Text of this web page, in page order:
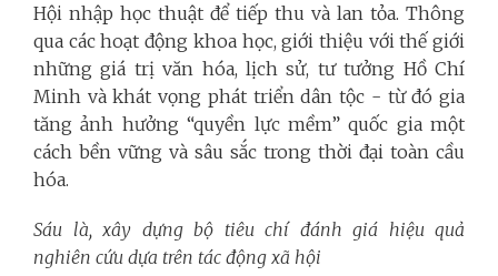
Hội nhập học thuật để tiếp thu và lan tỏa. Thông
qua các hoạt động khoa học, giới thiệu với thế giới
những giá trị văn hóa, lịch sử, tư tưởng Hồ Chí
Minh và khát vọng phát triển dân tộc - từ đó gia
tăng ảnh hưởng “quyền lực mềm” quốc gia một
cách bền vững và sâu sắc trong thời đại toàn cầu
hóa.
Sáu là, xây dựng bộ tiêu chí đánh giá hiệu quả
nghiên cứu dựa trên tác động xã hội